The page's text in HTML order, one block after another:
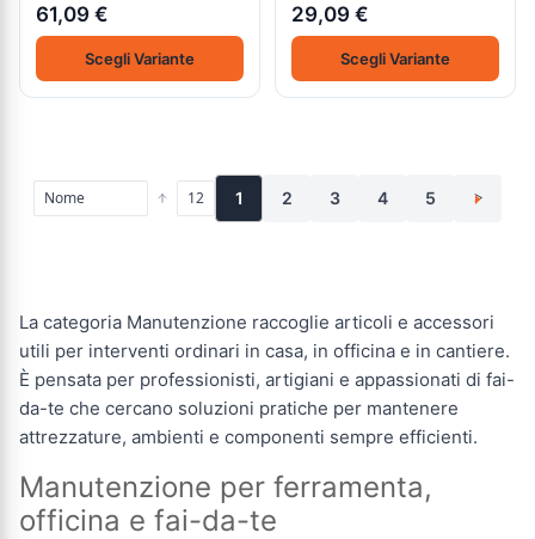
61,09 €
Scegli Variante
29,09 €
Scegli Variante
1 2 3 4 5 >
La categoria Manutenzione raccoglie articoli e accessori
utili per interventi ordinari in casa, in officina e in cantiere.
È pensata per professionisti, artigiani e appassionati di fai-
da-te che cercano soluzioni pratiche per mantenere
attrezzature, ambienti e componenti sempre efficienti.
Manutenzione per ferramenta,
officina e fai-da-te